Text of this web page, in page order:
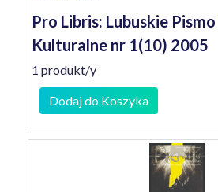
Pro Libris: Lubuskie
Kulturalne nr 1(10) 2005
1 produkt/y
Dodaj do Koszyka